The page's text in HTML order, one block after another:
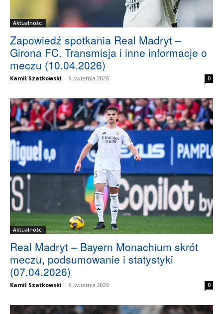
Aktualności
Zapowiedź spotkania Real Madryt –
Girona FC. Transmisja i inne informacje o
meczu (10.04.2026)
Kamil Szatkowski - 9 kwietnia 2026 0
Aktualności
Real Madryt – Bayern Monachium skrót
meczu, podsumowanie i statystyki
(07.04.2026)
Kamil Szatkowski - 8 kwietnia 2026 0